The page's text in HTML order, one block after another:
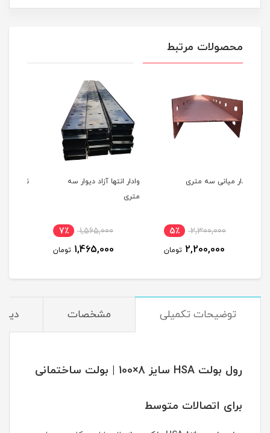
محصولات مرتبط
وادار انتها آزاد دیوار سه
1,565,000
1,465,000
نبشی منقطع تقویت شده
90,000
85,000
توضیحات تکمیلی مشخصات
رول بولت HSA سایز 8×100 | بولت ساختمانی
برای اتصالات متوسط